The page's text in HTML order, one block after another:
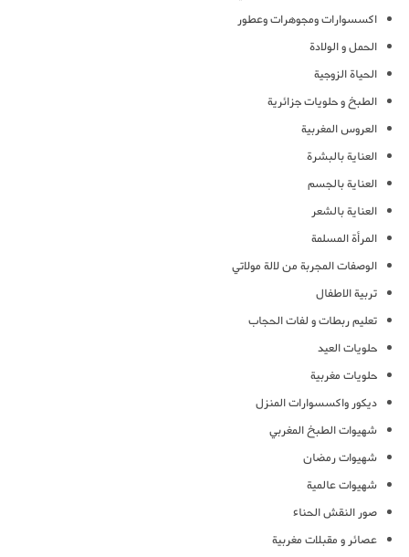
اكسسوارات ومجوهرات وعطور
الحمل و الولادة
الحياة الزوجية
الطبخ و حلويات جزائرية
العروس المغربية
العناية بالبشرة
العناية بالجسم
العناية بالشعر
المرأة المسلمة
الوصفات المجربة من لالة مولاتي
تربية الاطفال
تعليم ربطات و لفات الحجاب
حلويات العيد
حلويات مغربية
ديكور واكسسوارات المنزل
شهيوات الطبخ المغربي
شهيوات رمضان
شهيوات عالمية
صور النقش الحناء
عصائر و مقبلات مغربية